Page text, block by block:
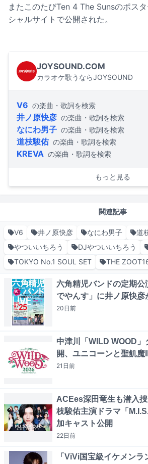
またこのたびTen 4 The Sunsのポス
シャルサイトで公開された。
JOYSOUND.COM
カラオケ歌うならJOYSOUND
V6 の楽曲・歌詞を検索
井ノ原快彦 の楽曲・歌詞を検索
なにわ男子 の楽曲・歌詞を検索
道枝駿佑 の楽曲・歌詞を検索
KREVA の楽曲・歌詞を検索
もっと見る
関連記事
V6 井ノ原快彦 なにわ男子 道
やついいちろう
DJやついいちろう
TOKYO No.1 SOUL SET
THE
六角精児バンドの定期
でやんす」に井ノ原快彦
20日前
中津川「WILD WOOD
開、ユニコーンと聖飢魔
21日前
ACEes深田竜生も潜入
枝駿佑主演ドラマ「
加キャスト公開
22日前
「ViVi国宝級イケメン